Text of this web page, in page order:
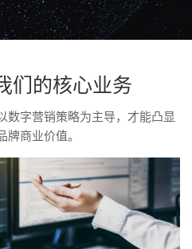
们的核心业务
数字营销策略为主导，才能凸显
牌商业价值。